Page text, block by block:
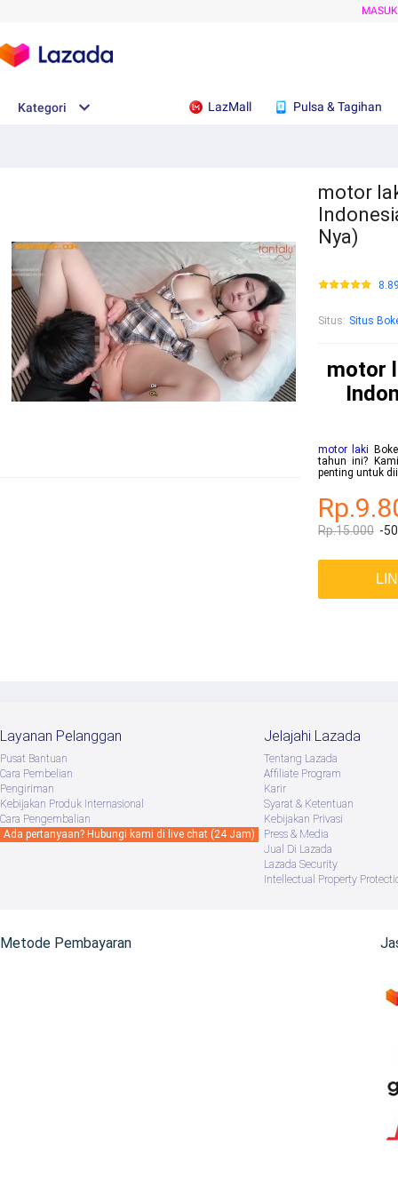
Kategori LazMall Pulsa & Tagihan
motor
Nya)
Situs: Situs
motor
motor laki
tahun ini?
penting untuk
Rp.15.000 -
Layanan Pelanggan
Pusat Bantuan
Cara Pembelian
Pengiriman
Kebijakan Produk Internasional
Cara Pengembalian
Ada pertanyaan? Hubungi kami di live chat (24 Jam)
Jelajahi Lazada
Tentang Lazada
Afﬁliate Program
Karir
Syarat & Ketentuan
Kebijakan Privasi
Press & Media
Jual Di Lazada
Lazada Security
Intellectual Property
Metode Pembayaran